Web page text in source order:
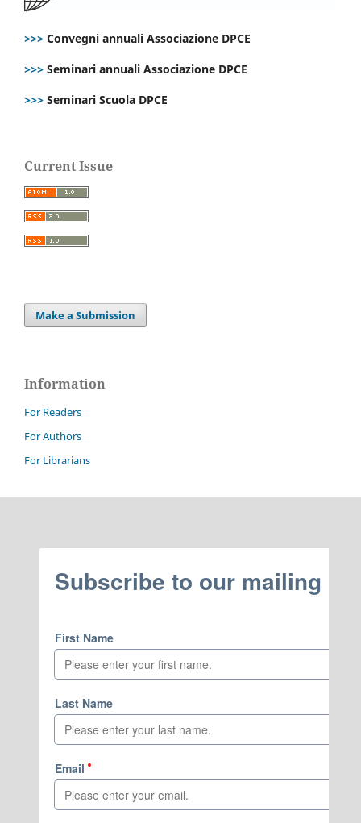
>>> Convegni annuali Associazione DPCE
>>> Seminari annuali Associazione DPCE
>>> Seminari Scuola DPCE
Current Issue
Make a Submission
Information
For Readers
For Authors
For Librarians